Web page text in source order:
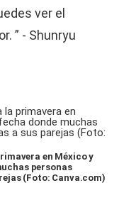
ver el
” - Shunryu
en México y
personas
(Foto: Canva.com)